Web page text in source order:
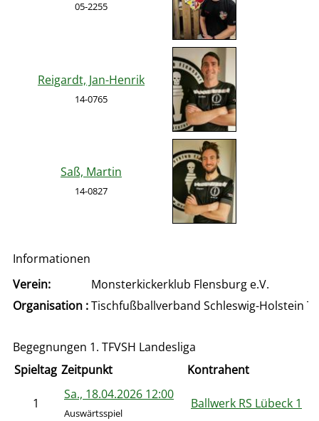
05-2255
Reigardt, Jan-Henrik
14-0765
Saß, Martin
14-0827
Informationen
Verein:
Monsterkickerklub Flensburg e.V.
Organisation :Tischfußballverband Schleswig-Holstein
Begegnungen 1. TFVSH Landesliga
Spieltag Zeitpunkt Kontrahent
1
Sa., 18.04.2026 12:00
Auswärtsspiel
Ballwerk RS Lübeck 1